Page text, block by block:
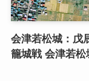
会津若松城：戊
籠城戦 会津若松